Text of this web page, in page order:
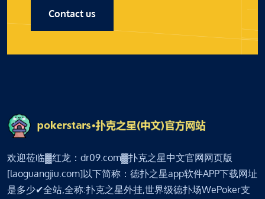
Contact us
欢迎莅临▓红龙：dr09.com▓扑克之星中文官网网页版
[laoguangjiu.com]以下简称：德扑之星app软件APP下载网址
是多少✔全站,全称:扑克之星外挂,世界级德扑场WePoker支